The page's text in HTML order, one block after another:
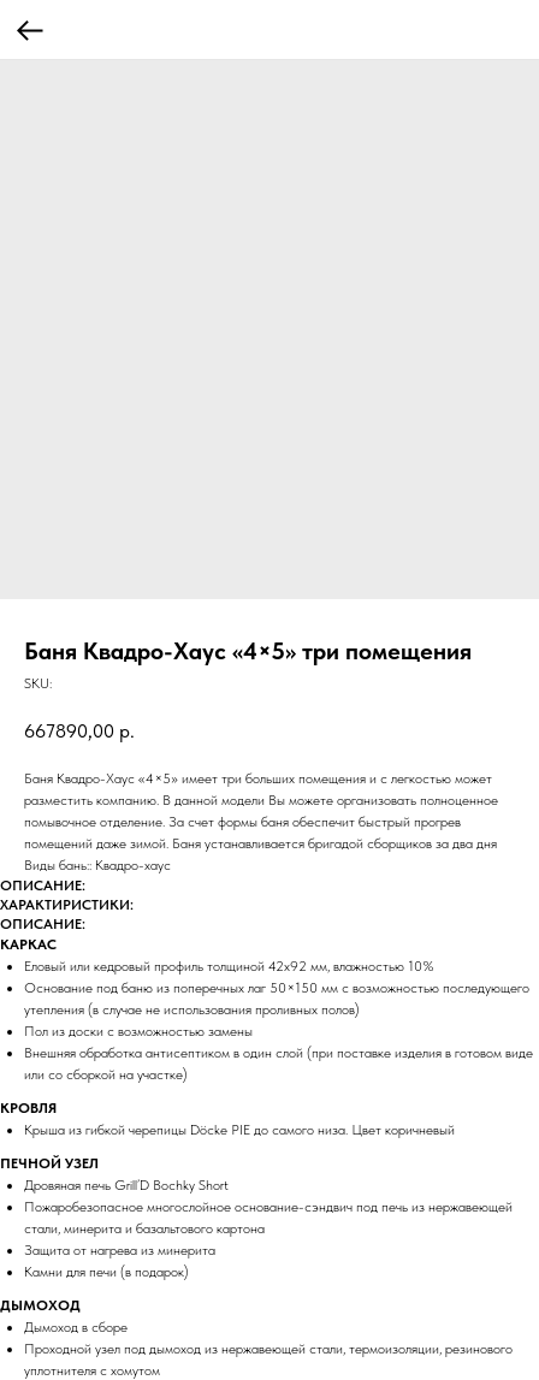
Баня Квадро-Хаус «4×5» три помещения
SKU:
667890,00 р.
Баня Квадро-Хаус «4×5» имеет три больших помещения и с легкостью может
разместить компанию. В данной модели Вы можете организовать полноценное
помывочное отделение. За счет формы баня обеспечит быстрый прогрев
помещений даже зимой. Баня устанавливается бригадой сборщиков за два дня
Виды бань:: Квадро-хаус
ОПИСАНИЕ:
ХАРАКТИРИСТИКИ:
ОПИСАНИЕ:
КАРКАС
Еловый или кедровый профиль толщиной 42х92 мм, влажностью 10%
Основание под баню из поперечных лаг 50×150 мм с возможностью последующего
утепления (в случае не использования проливных полов)
Пол из доски с возможностью замены
Внешняя обработка антисептиком в один слой (при поставке изделия в готовом виде
или со сборкой на участке)
КРОВЛЯ
Крыша из гибкой черепицы Döcke PIE до самого низа. Цвет коричневый
ПЕЧНОЙ УЗЕЛ
Дровяная печь Grill’D Bochky Short
Пожаробезопасное многослойное основание-сэндвич под печь из нержавеющей
стали, минерита и базальтового картона
Защита от нагрева из минерита
Камни для печи (в подарок)
ДЫМОХОД
Дымоход в сборе
Проходной узел под дымоход из нержавеющей стали, термоизоляции, резинового
уплотнителя с хомутом